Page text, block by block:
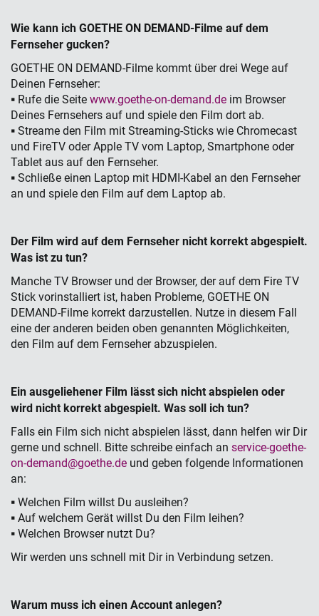
Wie kann ich GOETHE ON DEMAND-Filme auf dem
Fernseher gucken?
GOETHE ON DEMAND-Filme kommt über drei Wege auf
Deinen Fernseher:
▪ Rufe die Seite www.goethe-on-demand.de im Browser
Deines Fernsehers auf und spiele den Film dort ab.
▪ Streame den Film mit Streaming-Sticks wie Chromecast
und FireTV oder Apple TV vom Laptop, Smartphone oder
Tablet aus auf den Fernseher.
▪ Schließe einen Laptop mit HDMI-Kabel an den Fernseher
an und spiele den Film auf dem Laptop ab.
Der Film wird auf dem Fernseher nicht korrekt abgespielt.
Was ist zu tun?
Manche TV Browser und der Browser, der auf dem Fire TV
Stick vorinstalliert ist, haben Probleme, GOETHE ON
DEMAND-Filme korrekt darzustellen. Nutze in diesem Fall
eine der anderen beiden oben genannten Möglichkeiten,
den Film auf dem Fernseher abzuspielen.
Ein ausgeliehener Film lässt sich nicht abspielen oder
wird nicht korrekt abgespielt. Was soll ich tun?
Falls ein Film sich nicht abspielen lässt, dann helfen wir Dir
gerne und schnell. Bitte schreibe einfach an service-goethe-
on-demand@goethe.de und geben folgende Informationen
an:
▪ Welchen Film willst Du ausleihen?
▪ Auf welchem Gerät willst Du den Film leihen?
▪ Welchen Browser nutzt Du?
Wir werden uns schnell mit Dir in Verbindung setzen.
Warum muss ich einen Account anlegen?